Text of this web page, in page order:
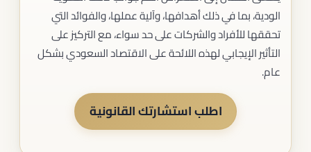
الودية، بما في ذلك أهدافها، وآلية عملها، والفوائد التي
تحققها للأفراد والشركات على حد سواء، مع التركيز على
التأثير الإيجابي لهذه اللائحة على الاقتصاد السعودي بشكل
عام.
اطلب استشارتك القانونية